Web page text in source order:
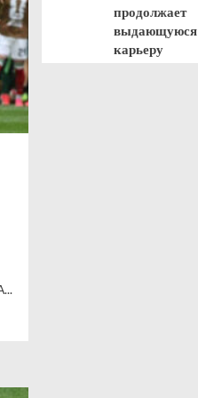
продолжает
выдающуюся
карьеру